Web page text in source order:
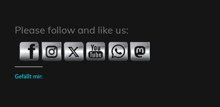
Please follow and like us:
Gefällt mir: